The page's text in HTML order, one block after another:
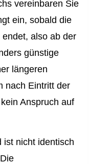
vereinbaren Sie
ein, sobald die
also ab der
günstige
längeren
nach Eintritt der
Anspruch auf
ist nicht identisch